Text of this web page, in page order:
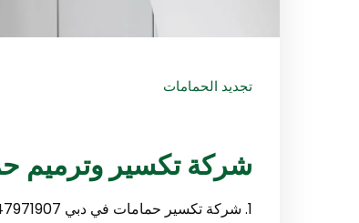
تجديد الحمامات
شركة تكسير وترميم